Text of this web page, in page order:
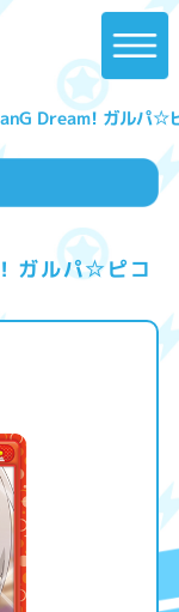
Dream! ガルパ☆
ガルパ☆ピコ